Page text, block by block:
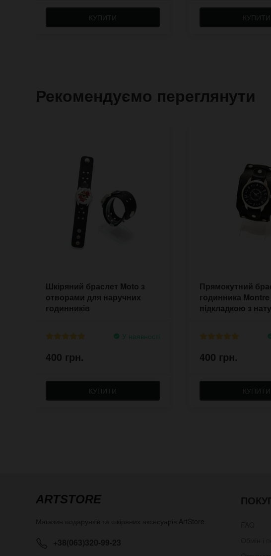
КУПИТИ КУПИТИ
Рекомендуємо переглянути
Шкіряний браслет Moto з
отворами для наручних
годинників
У наявності
400 грн.
КУПИТИ
Прямокутний
годинника Montre
підкладкою з
400 грн.
КУПИТИ
ARTSTORE